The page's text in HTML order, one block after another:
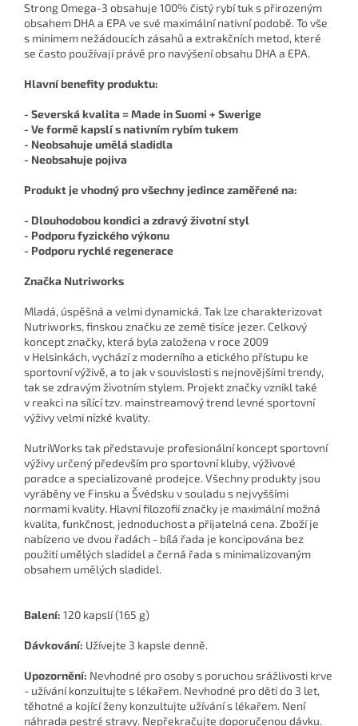
Strong Omega-3 obsahuje 100% čistý rybí tuk s přirozeným
obsahem DHA a EPA ve své maximální nativní podobě. To vše
s minimem nežádoucích zásahů a extrakčních metod, které
se často používají právě pro navýšení obsahu DHA a EPA.
Hlavní benefity produktu:
- Severská kvalita = Made in Suomi + Swerige
- Ve formě kapslí s nativním rybím tukem
- Neobsahuje umělá sladidla
- Neobsahuje pojiva
Produkt je vhodný pro všechny jedince zaměřené na:
- Dlouhodobou kondici a zdravý životní styl
- Podporu fyzického výkonu
- Podporu rychlé regenerace
Značka Nutriworks
Mladá, úspěšná a velmi dynamická. Tak lze charakterizovat
Nutriworks, finskou značku ze země tisíce jezer. Celkový
koncept značky, která byla založena v roce 2009
v Helsinkách, vychází z moderního a etického přístupu ke
sportovní výživě, a to jak v souvislosti s nejnovějšími trendy,
tak se zdravým životním stylem. Projekt značky vznikl také
v reakci na sílící tzv. mainstreamový trend levné sportovní
výživy velmi nízké kvality.
NutriWorks tak představuje profesionální koncept sportovní
výživy určený především pro sportovní kluby, výživové
poradce a specializované prodejce. Všechny produkty jsou
vyráběny ve Finsku a Švédsku v souladu s nejvyššími
normami kvality. Hlavní filozofií značky je maximální možná
kvalita, funkčnost, jednoduchost a přijatelná cena. Zboží je
nabízeno ve dvou řadách - bílá řada je koncipována bez
použití umělých sladidel a černá řada s minimalizovaným
obsahem umělých sladidel.
Balení: 120 kapslí (165 g)
Dávkování: Užívejte 3 kapsle denně.
Upozornění: Nevhodné pro osoby s poruchou srážlivosti krve
- užívání konzultujte s lékařem. Nevhodné pro děti do 3 let,
těhotné a kojící ženy konzultujte užívání s lékařem. Není
náhrada pestré stravy. Nepřekračujte doporučenou dávku.